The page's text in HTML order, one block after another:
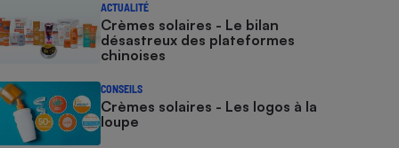
ACTUALITÉ
Crèmes solaires - Le bilan
désastreux des plateformes
chinoises
CONSEILS
Crèmes solaires - Les logos à la
loupe